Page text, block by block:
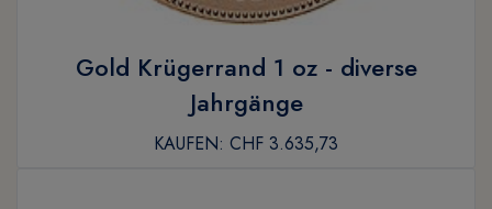
Gold Krügerrand 1 oz - diverse
Jahrgänge
KAUFEN: CHF 3.635,73